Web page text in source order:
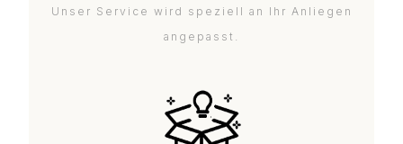
Unser Service wird speziell an Ihr Anliegen
angepasst.